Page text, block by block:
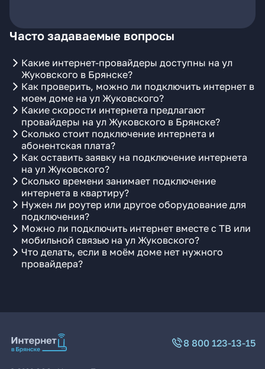
Часто задаваемые вопросы
Какие интернет-провайдеры доступны на ул
Жуковского в Брянске?
Как проверить, можно ли подключить интернет в
моем доме на ул Жуковского?
Какие скорости интернета предлагают
провайдеры на ул Жуковского в Брянске?
Сколько стоит подключение интернета и
абонентская плата?
Как оставить заявку на подключение интернета
на ул Жуковского?
Сколько времени занимает подключение
интернета в квартиру?
Нужен ли роутер или другое оборудование для
подключения?
Можно ли подключить интернет вместе с ТВ или
мобильной связью на ул Жуковского?
Что делать, если в моём доме нет нужного
провайдера?
8 800 123-13-15